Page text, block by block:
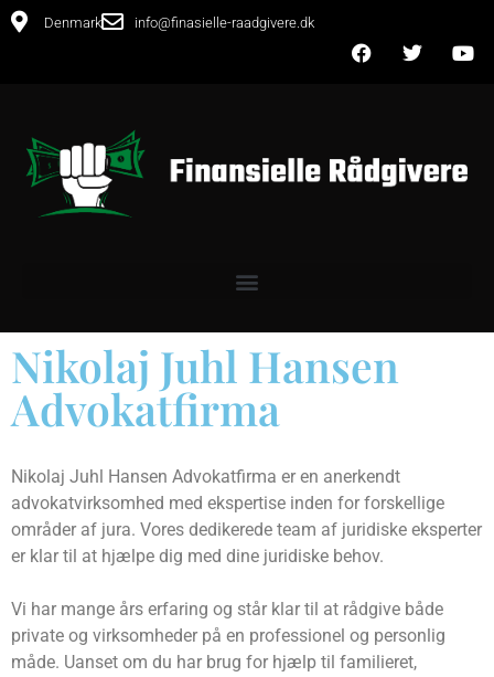
Denmark info@finasielle-raadgivere.dk
Nikolaj Juhl Hansen
Advokatfirma
Nikolaj Juhl Hansen Advokatfirma er en anerkendt
advokatvirksomhed med ekspertise inden for forskellige
områder af jura. Vores dedikerede team af juridiske eksperter
er klar til at hjælpe dig med dine juridiske behov.
Vi har mange års erfaring og står klar til at rådgive både
private og virksomheder på en professionel og personlig
måde. Uanset om du har brug for hjælp til familieret,